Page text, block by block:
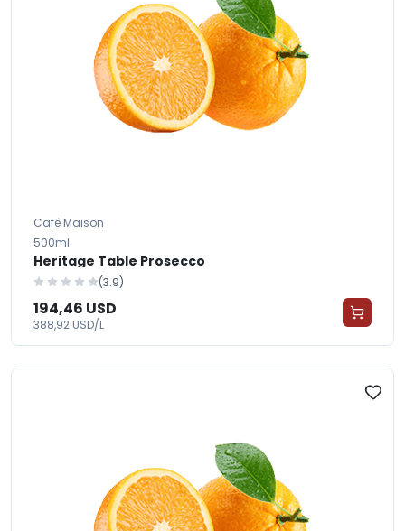
Café Maison
500ml
Heritage Table Prosecco
(3.9)
194,46 USD
388,92 USD/L